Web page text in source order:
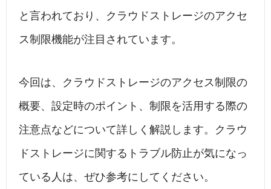
と言われており、クラウドストレージのアクセ
ス制限機能が注目されています。
今回は、クラウドストレージのアクセス制限の
概要、設定時のポイント、制限を活用する際の
注意点などについて詳しく解説します。クラウ
ドストレージに関するトラブル防止が気になっ
ている人は、ぜひ参考にしてください。